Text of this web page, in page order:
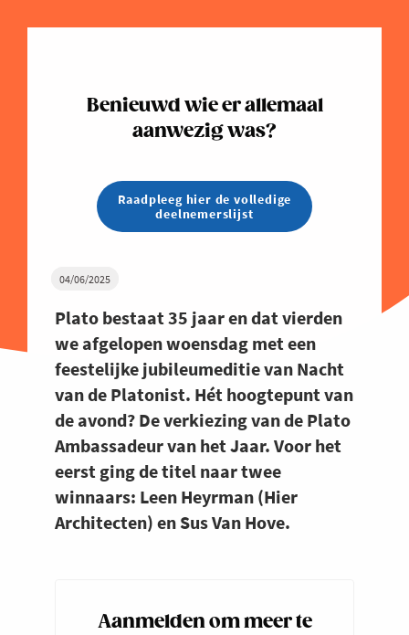
04/06/2025
Plato bestaat 35 jaar en dat vierden
we afgelopen woensdag met een
feestelijke jubileumeditie van Nacht
van de Platonist. Hét hoogtepunt van
de avond? De verkiezing van de Plato
Ambassadeur van het Jaar. Voor het
eerst ging de titel naar twee
winnaars: Leen Heyrman (Hier
Architecten) en Sus Van Hove.
Aanmelden om meer te
Benieuwd wie er allemaal
aanwezig was?
Raadpleeg hier de volledige
deelnemerslijst